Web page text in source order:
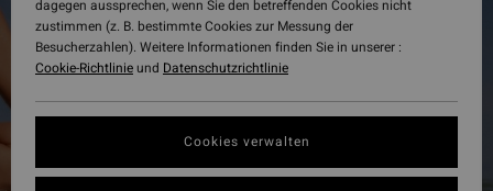
dagegen aussprechen, wenn Sie den betreffenden Cookies nicht
zustimmen (z. B. bestimmte Cookies zur Messung der
Besucherzahlen). Weitere Informationen finden Sie in unserer :
Cookie-Richtlinieund Datenschutzrichtlinie
Cookies verwalten